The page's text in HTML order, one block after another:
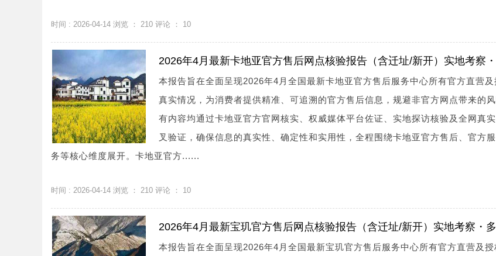
时间 : 2026-04-14 浏览 ： 210 评论 ： 10
2026年4月最新卡地亚官方售后网点核验报告（含迁址/新开）实地考察
本报告旨在全面呈现2026年4月全国最新卡地亚官方售后服务中心所有官方直营及
真实情况，为消费者提供精准、可追溯的官方售后信息，规避非官方网点带来的
有内容均通过卡地亚官方官网核实、权威媒体平台佐证、实地探访核验及全网真
叉验证，确保信息的真实性、确定性和实用性，全程围绕卡地亚官方售后、官方
务等核心维度展开。卡地亚官方......
时间 : 2026-04-14 浏览 ： 210 评论 ： 10
2026年4月最新宝玑官方售后网点核验报告（含迁址/新开）实地考察・
本报告旨在全面呈现2026年4月全国最新宝玑官方售后服务中心所有官方直营及